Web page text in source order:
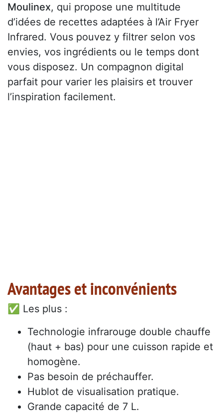
Moulinex, qui propose une multitude
d’idées de recettes adaptées à l’Air Fryer
Infrared. Vous pouvez y filtrer selon vos
envies, vos ingrédients ou le temps dont
vous disposez. Un compagnon digital
parfait pour varier les plaisirs et trouver
l’inspiration facilement.
Avantages et inconvénients
✅ Les plus :
Technologie infrarouge double chauffe
(haut + bas) pour une cuisson rapide et
homogène.
Pas besoin de préchauffer.
Hublot de visualisation pratique.
Grande capacité de 7 L.